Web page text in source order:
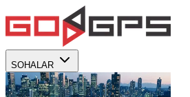
SOHALAR